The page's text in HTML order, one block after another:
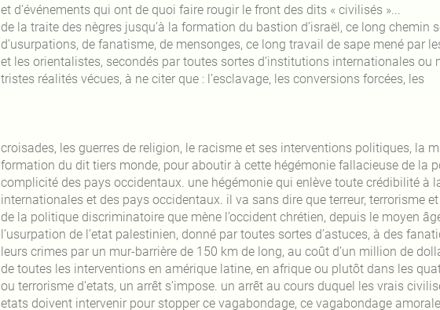
et d’événements qui ont de quoi faire rougir le front des dits « civilisés »...
de la traite des nègres jusqu’à la formation du bastion d’israël, ce long chemin
d’usurpations, de fanatisme, de mensonges, ce long travail de sape mené par
et les orientalistes, secondés par toutes sortes d’institutions internationales ou
tristes réalités vécues, à ne citer que : l’esclavage, les conversions forcées, les
croisades, les guerres de religion, le racisme et ses interventions politiques, la
formation du dit tiers monde, pour aboutir à cette hégémonie fallacieuse de la
complicité des pays occidentaux. une hégémonie qui enlève toute crédibilité à
internationales et des pays occidentaux. il va sans dire que terreur, terrorisme
de la politique discriminatoire que mène l’occident chrétien, depuis le moyen
l’usurpation de l’etat palestinien, donné par toutes sortes d’astuces, à des
leurs crimes par un mur-barrière de 150 km de long, au coût d’un million de
de toutes les interventions en amérique latine, en afrique ou plutôt dans les
ou terrorisme d’etats, un arrêt s’impose. un arrêt au cours duquel les vrais
etats doivent intervenir pour stopper ce vagabondage, ce vagabondage